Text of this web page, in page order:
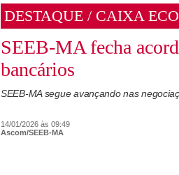
DESTAQUE / CAIXA
SEEB-MA fecha
bancários
SEEB-MA segue avançando nas
14/01/2026 às 09:49
Ascom/SEEB-MA